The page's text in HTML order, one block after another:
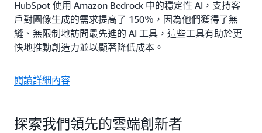
HubSpot 使用 Amazon Bedrock 中的穩定性 AI，支持客
戶對圖像生成的需求提高了 150％，因為他們獲得了無
縫、無限制地訪問最先進的 AI 工具，這些工具有助於更
快地推動創造力並以顯著降低成本。
閱讀詳細內容
探索我們領先的雲端創新者